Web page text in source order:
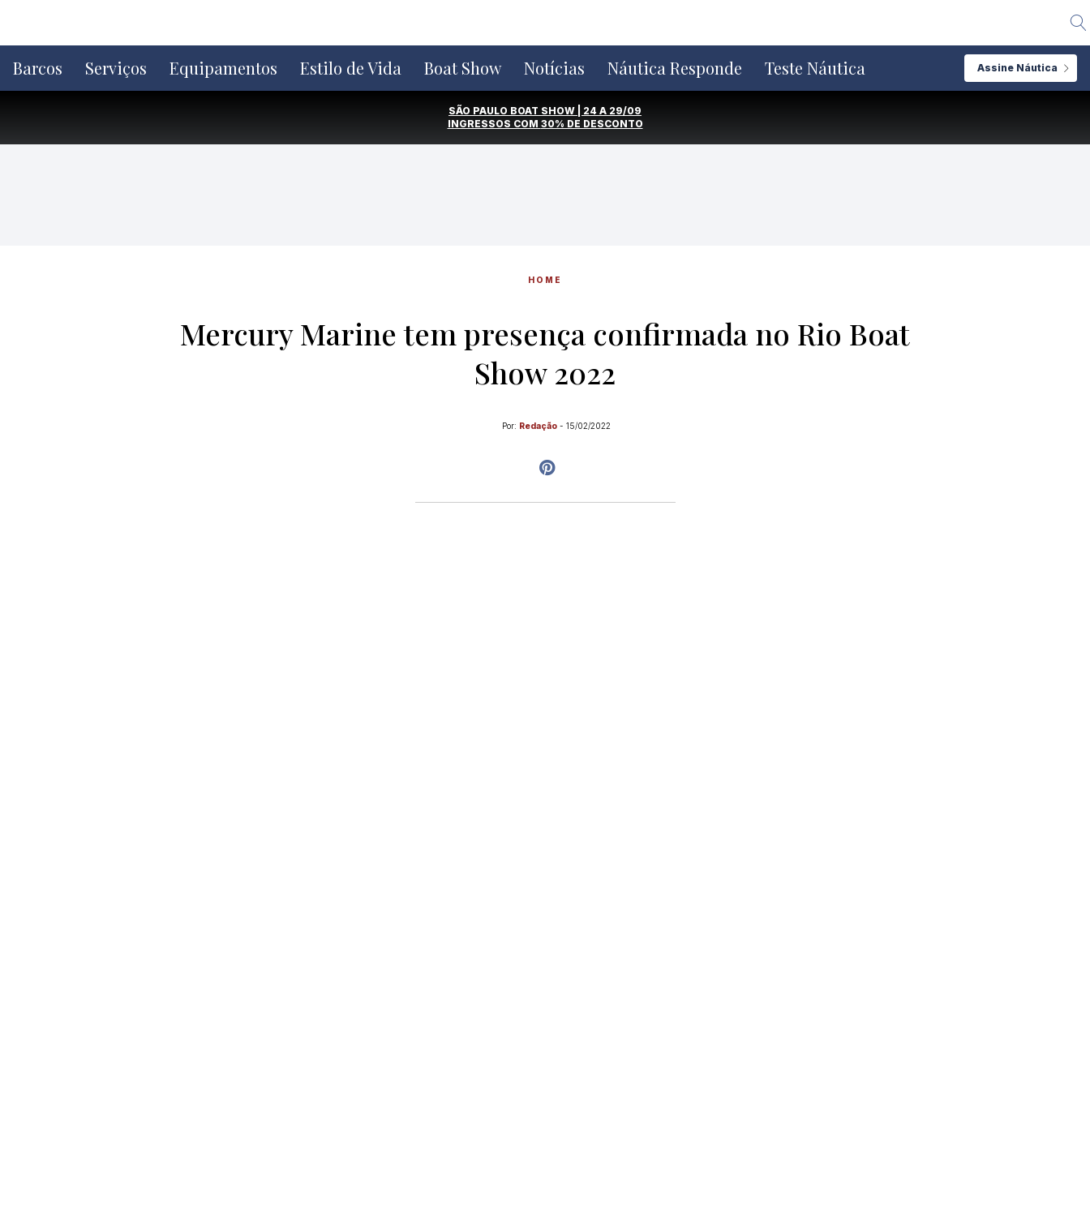
o
conteúdo
Barcos Serviços Equipamentos Estilo de Vida Boat Show Notícias Náutica Responde Teste Náutica Assine Náutica
SÃO PAULO BOAT SHOW | 24 A 29/09
INGRESSOS COM 30% DE DESCONTO
HOME
Mercury Marine tem presença confirmada no Rio Boat
Show 2022
Por: Redação - 15/02/2022